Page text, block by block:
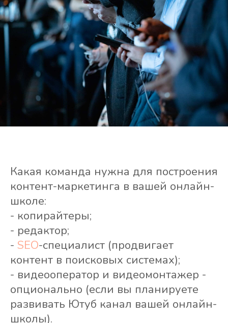
Какая команда нужна для построения
контент-маркетинга в вашей онлайн-
школе:
- копирайтеры;
- редактор;
- SEO-специалист (продвигает
контент в поисковых системах);
- видеооператор и видеомонтажер -
опционально (если вы планируете
развивать Ютуб канал вашей онлайн-
школы).